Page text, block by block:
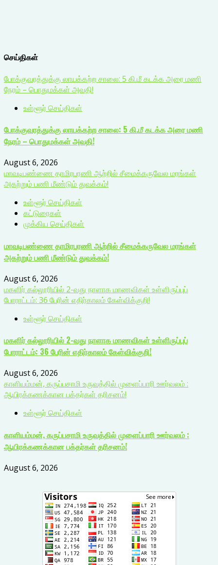
செய்திகள்
போக்குவரத்துக்கு லாயக்கற்ற சாலை: 5 கி.மீ கடக்க அரை மணி
நேரம் – பொதுமக்கள் அவதி!
உள்ளூர் செய்திகள்
போக்குவரத்துக்கு லாயக்கற்ற சாலை: 5 கி.மீ கடக்க அரை மணி
நேரம் – பொதுமக்கள் அவதி!
August 6, 2026
மாவடிபண்ணை தாமிரபரணி ஆற்றில் சீமைக்கருவேல மரங்கள்
அகற்றும் பணி மீண்டும் துவக்கம்!
உள்ளூர் செய்திகள்
கட்டுரைகள்
முக்கிய செய்திகள்
மாவடிபண்ணை தாமிரபரணி ஆற்றில் சீமைக்கருவேல மரங்கள்
அகற்றும் பணி மீண்டும் துவக்கம்!
August 6, 2026
மகளிர் கல்லூரியில் 2-வது நாளாக மாணவிகள் உள்ளிருப்புப்
போராட்டம்: 36 பேரின் எதிர்காலம் கேள்விக்குறி!
உள்ளூர் செய்திகள்
மகளிர் கல்லூரியில் 2-வது நாளாக மாணவிகள் உள்ளிருப்புப்
போராட்டம்: 36 பேரின் எதிர்காலம் கேள்விக்குறி!
August 6, 2026
காளியம்மன், கருப்பசாமி உருவத்தில் முளைப்பாரி ஊர்வலம் :
ஆயிரக்கணக்கான பக்தர்கள் தரிசனம்!
உள்ளூர் செய்திகள்
காளியம்மன், கருப்பசாமி உருவத்தில் முளைப்பாரி ஊர்வலம் :
ஆயிரக்கணக்கான பக்தர்கள் தரிசனம்!
August 6, 2026